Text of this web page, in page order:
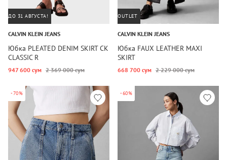
ДО 31 АВГУСТА!
CALVIN KLEIN JEANS
Юбка PLEATED DENIM SKIRT CK
CLASSIC R
947 600 сум 2 369 000 сум
OUTLET
CALVIN KLEIN JEANS
Юбка FAUX LEATHER MAXI
SKIRT
668 700 сум 2 229 000 сум
-70% -60%